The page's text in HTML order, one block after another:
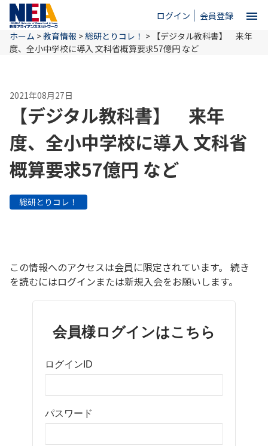
ログイン 会員登録 menu
ホーム
NEAとは
教育情報
お問い合わせ
ホーム >教育情報 >総研とりコレ！ > 【デジタル教科書】 来年
度、全小中学校に導入 文科省概算要求57億円 など
2021年08月27日
【デジタル教科書】 来年
度、全小中学校に導入 文科省
概算要求57億円 など
総研とりコレ！
この情報へのアクセスは会員に限定されています。 続き
を読むにはログインまたは新規入会をお願いします。
会員様ログインはこちら
ログインID
パスワード